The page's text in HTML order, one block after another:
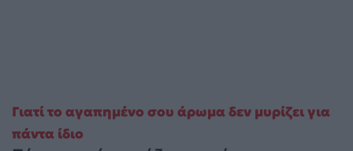
Γιατί το αγαπημένο σου άρωμα δεν μυρίζει για
πάντα ίδιο